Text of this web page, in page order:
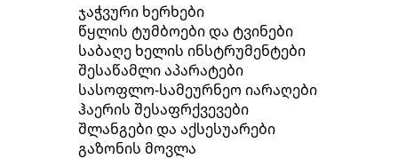
ჯაჭვური ხერხები
წყლის ტუმბოები და ტვინები
საბაღე ხელის ინსტრუმენტები
შესაწამლი აპარატები
სასოფლო-სამეურნეო იარაღები
ჰაერის შესაფრქვევები
შლანგები და აქსესუარები
გაზონის მოვლა